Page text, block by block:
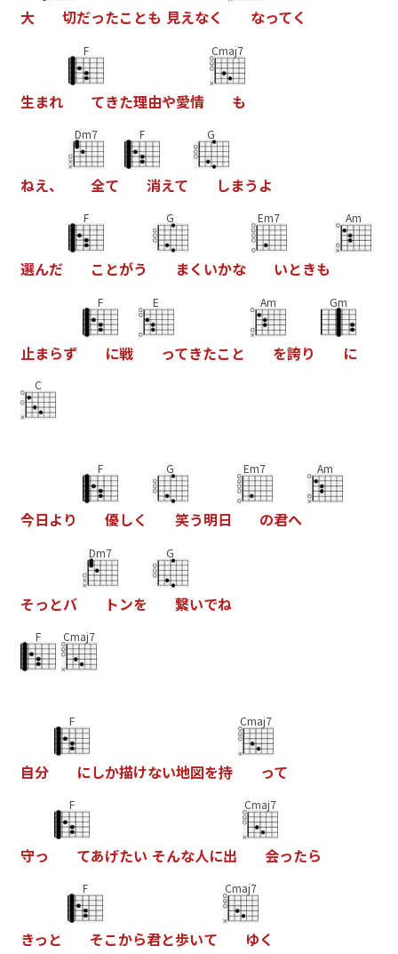
大 切だったこ とも 見えなく なってく
生まれ
F
てきた理由や愛情
Cmaj7
も
ねえ、
Dm7
全て
F
消えて
G
しまう よ
選んだ
F
こ とがう
G
まく いかな
Em7
いときも
Am
止まらず
F
に戦
E
ってきたこ と
Am
を誇り
Gm
に
C
今日よ り
F
優しく
G
笑う明日
Em7
の君へ
Am
そっ とバ
Dm7
トンを
G
繋いでね
F Cmaj7
自分
F
にしか描けない地図を持
Cmaj7
って
守っ
F
てあげたい そんな人に出
Cmaj7
会ったら
きっ と
F
そこから君と歩いて
Cmaj7
ゆく